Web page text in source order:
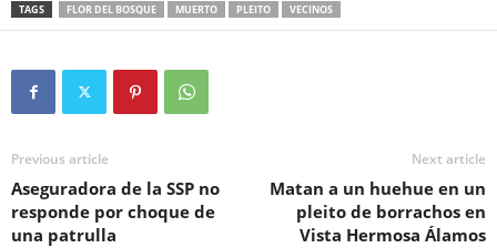
TAGS FLOR DEL BOSQUE MUERTO PLEITO VECINOS
Previous article
Aseguradora de la SSP no
responde por choque de
una patrulla
Next article
Matan a un huehue en un
pleito de borrachos en
Vista Hermosa Álamos